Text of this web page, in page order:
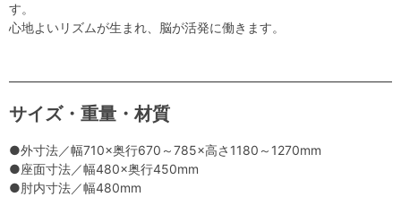
す。
心地よいリズムが生まれ、脳が活発に働きます。
サイズ・重量・材質
●外寸法／幅710×奥行670～785×高さ1180～1270mm
●座面寸法／幅480×奥行450mm
●肘内寸法／幅480mm